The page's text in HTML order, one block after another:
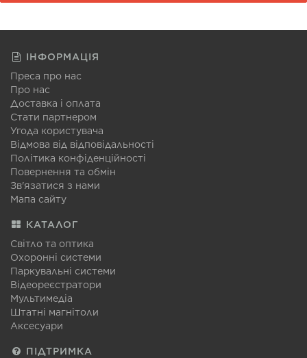
ІНФОРМАЦІЯ
Преса про нас
Про нас
Доставка і оплата
Стати партнером
Угода користувача
Відмова від відповідальності
Політика конфіденційності
Повернення та обмін
Зв'язатися з нами
Мапа сайту
КАТАЛОГ
Світло та оптика
Охоронні системи
Паркувальні системи
Відеореєстратори
Мультимедіа
Штатні магнітоли
Аксесуари
ПІДТРИМКА